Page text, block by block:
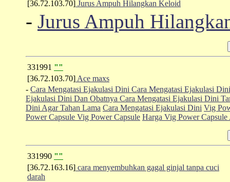
[36.72.103.70] Jurus Ampuh Hilangkan Keloid
- Jurus Ampuh
331991 ""
[36.72.103.70] Ace maxs
- Cara Mengatasi Ejakulasi Dini Cara Mengatasi Ejakulasi
Ejakulasi Dini Dan Obatnya Cara Mengatasi Ejakulasi Dini
Dini Agar Tahan Lama Cara Mengatasi Ejakulasi Dini Vig
Power Capsule Vig Power Capsule Harga Vig Power
331990 ""
[36.72.163.16] cara menyembuhkan gagal ginjal tanpa cuci
darah